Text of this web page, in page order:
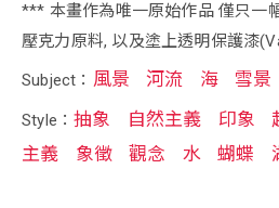
*** 本畫作為唯一原始作品 僅只一
壓克力原料, 以及塗上透明保護漆
Subject： 風景 河流 海 雪景
Style：抽象 自然主義 印象
主義
象徵 觀念 水 蝴蝶